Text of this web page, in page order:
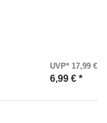
UVP* 17,99 €
6,99 € *